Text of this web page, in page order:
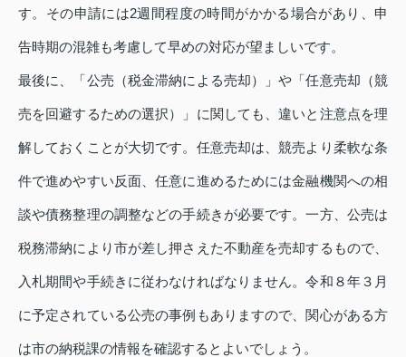
す。その申請には2週間程度の時間がかかる場合があり、申
告時期の混雑も考慮して早めの対応が望ましいです。
最後に、「公売（税金滞納による売却）」や「任意売却（競
売を回避するための選択）」に関しても、違いと注意点を理
解しておくことが大切です。任意売却は、競売より柔軟な条
件で進めやすい反面、任意に進めるためには金融機関への相
談や債務整理の調整などの手続きが必要です。一方、公売は
税務滞納により市が差し押さえた不動産を売却するもので、
入札期間や手続きに従わなければなりません。令和８年３月
に予定されている公売の事例もありますので、関心がある方
は市の納税課の情報を確認するとよいでしょう。